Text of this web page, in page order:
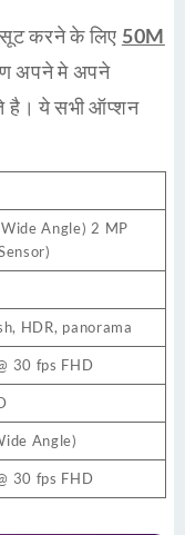
सूट करने के लिए 50M
अपने मे अपने
है। ये सभी ऑप्शन
Angle) 2 MP
HDR, panorama
30 fps FHD
Angle)
30 fps FHD